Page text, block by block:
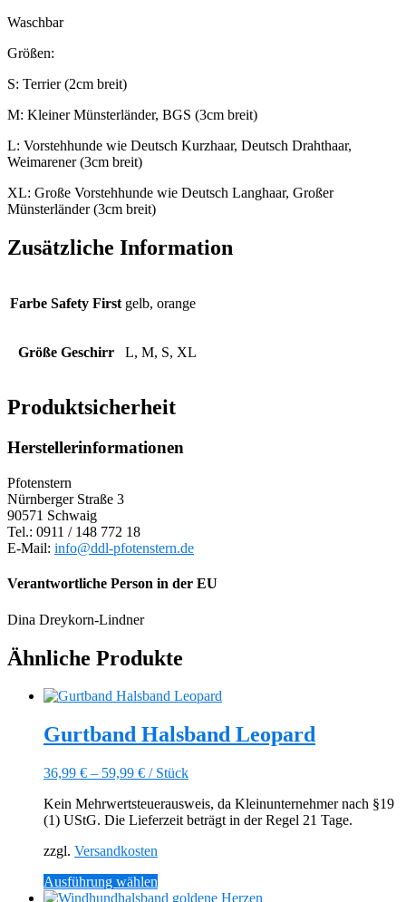
Waschbar
Größen:
S: Terrier (2cm breit)
M: Kleiner Münsterländer, BGS (3cm breit)
L: Vorstehhunde wie Deutsch Kurzhaar, Deutsch Drahthaar,
Weimarener (3cm breit)
XL: Große Vorstehhunde wie Deutsch Langhaar, Großer
Münsterländer (3cm breit)
Zusätzliche Information
Farbe Safety First gelb, orange
Größe Geschirr L, M, S, XL
Produktsicherheit
Herstellerinformationen
Pfotenstern
Nürnberger Straße 3
90571 Schwaig
Tel.: 0911 / 148 772 18
E-Mail: info@ddl-pfotenstern.de
Verantwortliche Person in der EU
Dina Dreykorn-Lindner
Ähnliche Produkte
Gurtband Halsband Leopard
36,99 € – 59,99 € / Stück
Kein Mehrwertsteuerausweis, da Kleinunternehmer nach §19
(1) UStG. Die Lieferzeit beträgt in der Regel 21 Tage.
zzgl. Versandkosten
Ausführung wählen
Produkt